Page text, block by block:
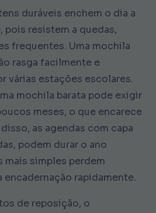
duráveis enchem o dia a
pois resistem a quedas,
frequentes. Uma mochila
rasga facilmente e
várias estações escolares.
mochila barata pode exigir
meses, o que encarece
as agendas com capa
podem durar o ano
mais simples perdem
encadernação rapidamente.
de reposição, o